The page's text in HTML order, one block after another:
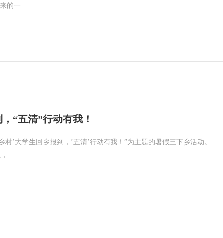
的一
“五清”行动有我！
’大学生回乡报到，’五清’行动有我！”为主题的暑假三下乡活动。